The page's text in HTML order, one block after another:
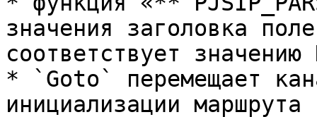
значения заголовка
соответствует значению
* `Goto` перемещает
инициализации маршрута